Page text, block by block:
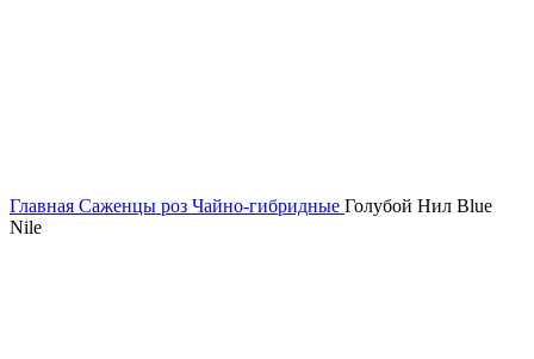
Главная Саженцы роз Чайно-гибридные Голубой Нил Blue
Nile